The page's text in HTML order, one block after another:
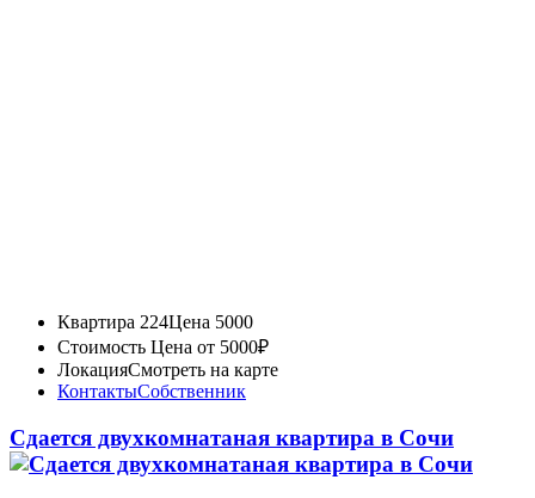
Квартира 224Цена 5000
Стоимость Цена от 5000₽
ЛокацияСмотреть на карте
КонтактыСобственник
Сдается двухкомнатаная квартира в Сочи